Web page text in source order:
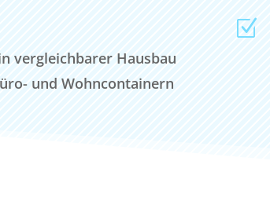
vergleichbarer Hausbau
und Wohncontainern
Z